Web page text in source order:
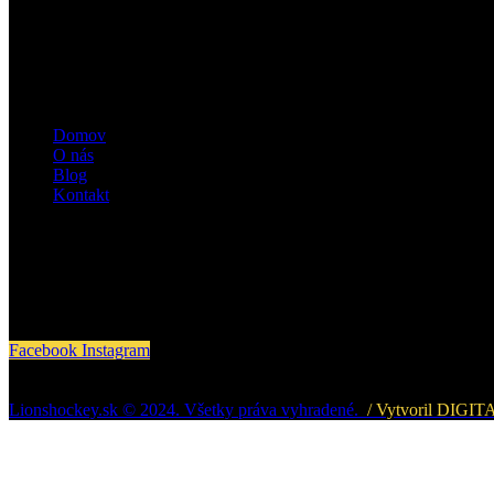
Domov
O nás
Blog
Kontakt
Facebook Instagram
Lionshockey.sk © 2024. Všetky práva vyhradené. / Vytvoril